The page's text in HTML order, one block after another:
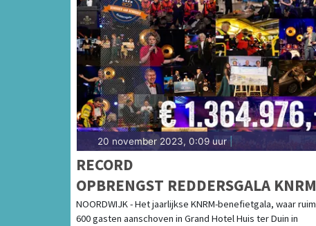
20 november 2023, 0:09 uur
RECORD
OPBRENGST REDDERSGALA KNRM
NOORDWIJK - Het jaarlijkse KNRM-benefietgala, waar ruim
600 gasten aanschoven in Grand Hotel Huis ter Duin in